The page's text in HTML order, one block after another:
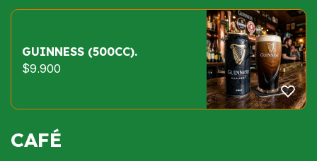
GUINNESS (500CC).
$9.900
CAFÉ